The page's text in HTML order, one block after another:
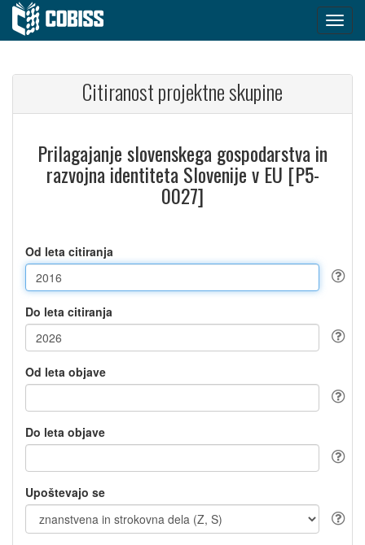
Citiranost projektne skupine
Prilagajanje slovenskega gospodarstva in
razvojna identiteta Slovenije v EU [P5-
0027]
Od leta citiranja
Do leta citiranja
Od leta objave
Do leta objave
Upoštevajo se